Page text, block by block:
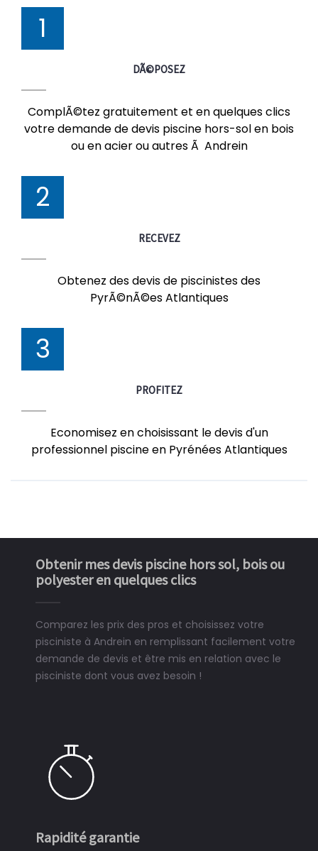
1
DÃ©POSEZ
ComplÃ©tez gratuitement et en quelques clics
votre demande de devis piscine hors-sol en bois
ou en acier ou autres Ã Andrein
2
RECEVEZ
Obtenez des devis de piscinistes des
PyrÃ©nÃ©es Atlantiques
3
PROFITEZ
Economisez en choisissant le devis d'un
professionnel piscine en Pyrénées Atlantiques
Obtenir mes devis piscine hors sol, bois ou
polyester en quelques clics
Comparez les prix des pros et choisissez votre
pisciniste à Andrein en remplissant facilement votre
demande de devis et être mis en relation avec le
pisciniste dont vous avez besoin !
Rapidité garantie